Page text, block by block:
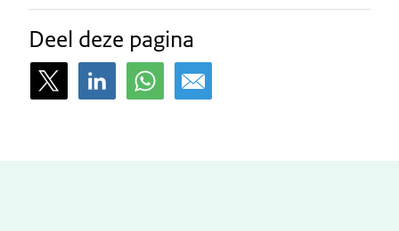
Deel deze pagina